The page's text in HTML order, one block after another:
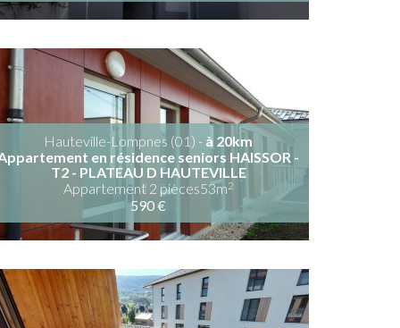
Hauteville-Lompnes (01) - à 20km
en résidence seniors HAISSOR -
T2 - PLATEAU D HAUTEVILLE
Appartement 2 pièces53m2
590 €